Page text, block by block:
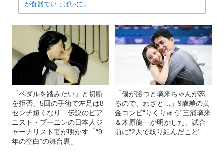
が食器でいっぱいに」
「ペダルを踏みたい」と切断
を拒否、5回の手術で左足は8
センチ短くなり…伝説のピア
ニスト・ブーニンの日本人ジ
ャーナリスト妻が明かす「“9
年の空白”の舞台裏」
「僕が勝つと璃来ちゃんが怒
るので、わざと…」9歳差の黄
金コンビ“りくりゅう”三浦璃来
＆木原龍一が明かした、試合
前に“2人で取り組んだこと”